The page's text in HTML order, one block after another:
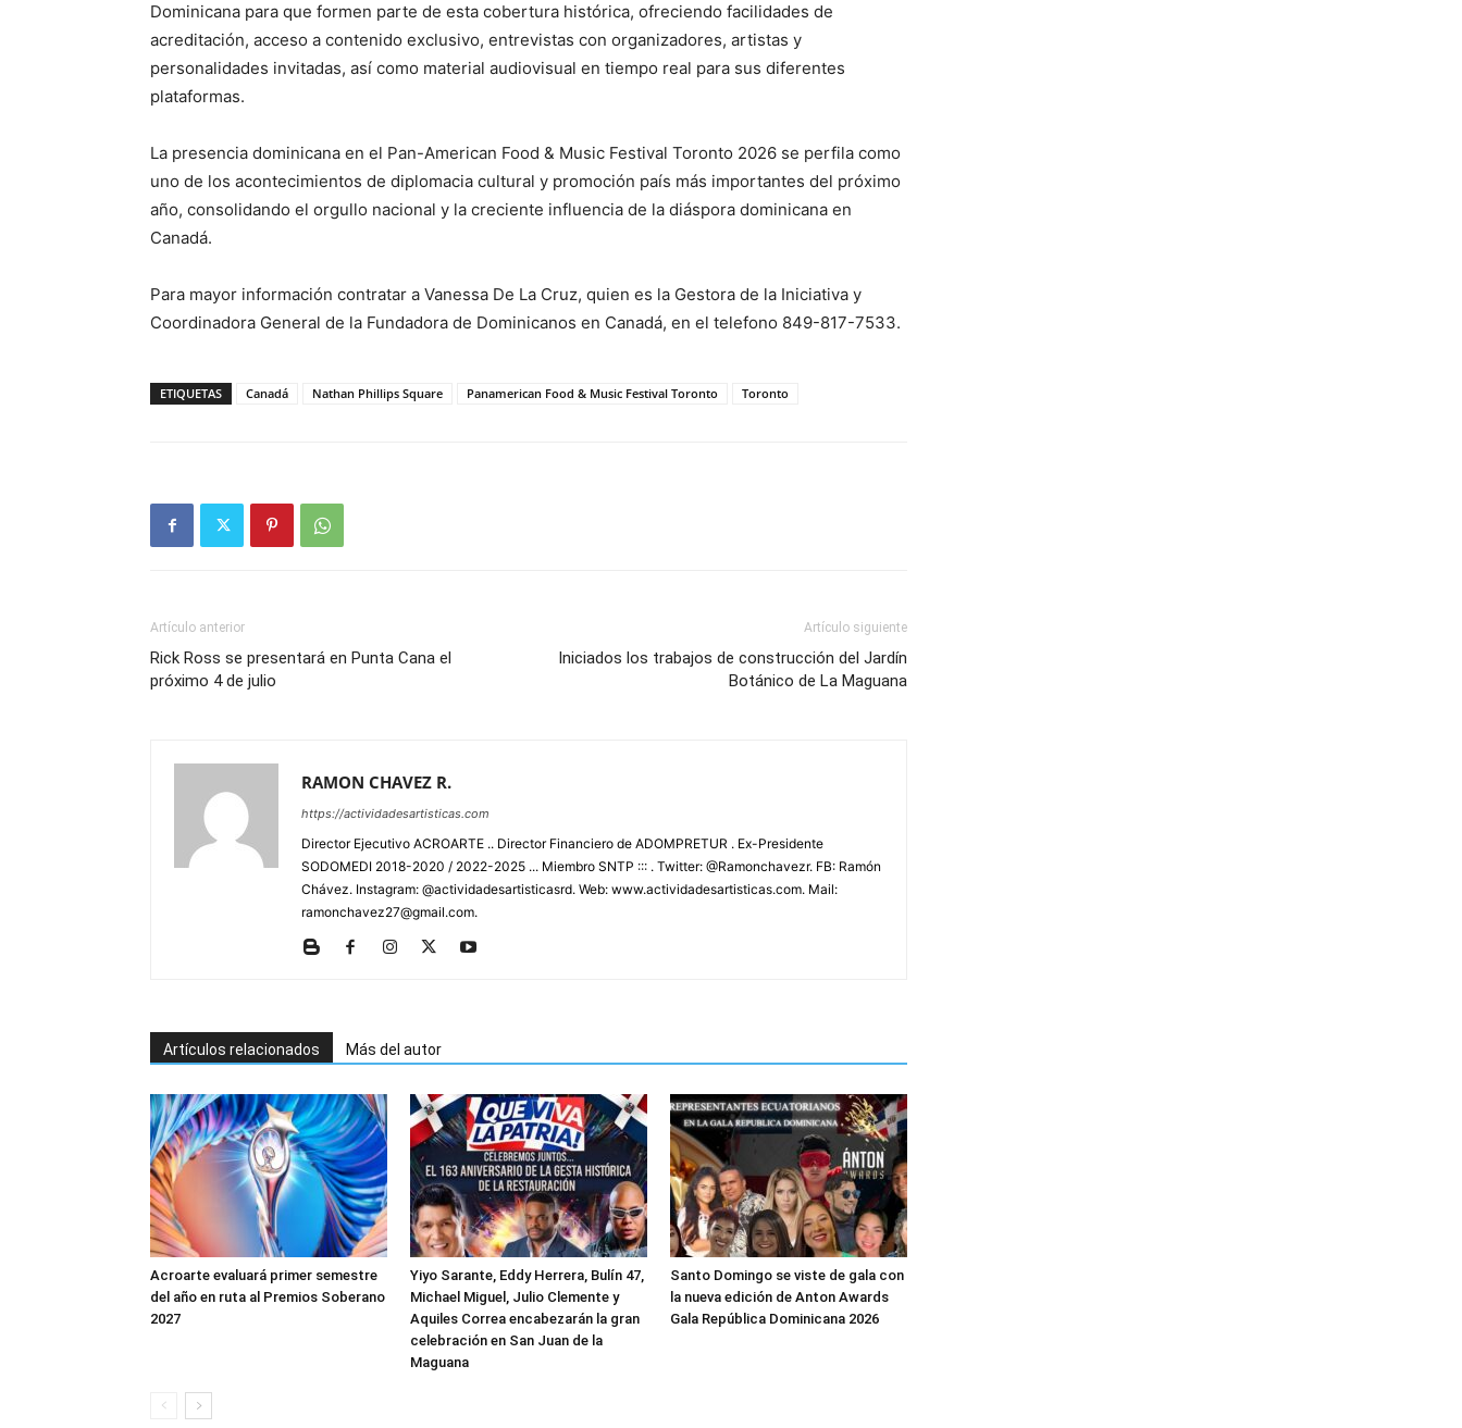
Dominicana para que formen parte de esta cobertura histórica, ofreciendo facilidades de
acreditación, acceso a contenido exclusivo, entrevistas con organizadores, artistas y
personalidades invitadas, así como material audiovisual en tiempo real para sus diferentes
plataformas.
La presencia dominicana en el Pan-American Food & Music Festival Toronto 2026 se perfila como
uno de los acontecimientos de diplomacia cultural y promoción país más importantes del próximo
año, consolidando el orgullo nacional y la creciente influencia de la diáspora dominicana en
Canadá.
Para mayor información contratar a Vanessa De La Cruz, quien es la Gestora de la Iniciativa y
Coordinadora General de la Fundadora de Dominicanos en Canadá, en el telefono 849-817-7533.
ETIQUETAS Canadá Nathan Phillips Square Panamerican Food & Music Festival Toronto Toronto
Artículo anterior
Rick Ross se presentará en Punta Cana el
próximo 4 de julio
Artículo siguiente
Iniciados los trabajos de construcción del Jardín
Botánico de La Maguana
RAMON CHAVEZ R.
https://actividadesartisticas.com
Director Ejecutivo ACROARTE .. Director Financiero de ADOMPRETUR . Ex-Presidente
SODOMEDI 2018-2020 / 2022-2025 ... Miembro SNTP ::: . Twitter: @Ramonchavezr. FB: Ramón
Chávez. Instagram: @actividadesartisticasrd. Web: www.actividadesartisticas.com. Mail:
ramonchavez27@gmail.com.
Artículos relacionados Más del autor
Acroarte evaluará primer semestre
del año en ruta al Premios Soberano
2027
Yiyo Sarante, Eddy Herrera, Bulín 47,
Michael Miguel, Julio Clemente y
Aquiles Correa encabezarán la gran
celebración en San Juan de la
Maguana
Santo Domingo se viste de gala con
la nueva edición de Anton Awards
Gala República Dominicana 2026